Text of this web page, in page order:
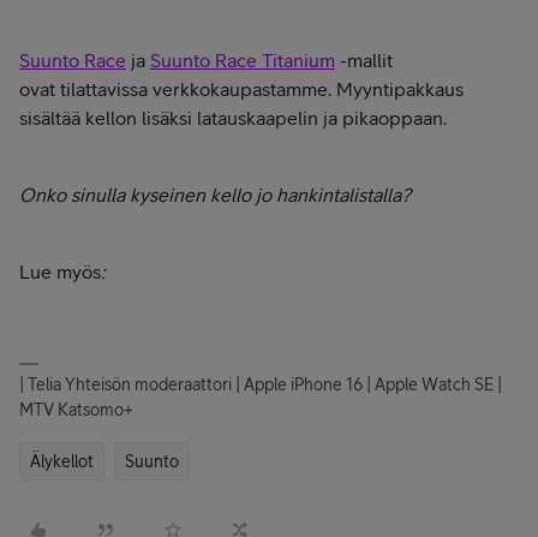
Suunto Race ja Suunto Race Titanium -mallit
ovat tilattavissa verkkokaupastamme. Myyntipakkaus
sisältää kellon lisäksi latauskaapelin ja pikaoppaan.
Onko sinulla kyseinen kello jo hankintalistalla?
Lue myös:
| Telia Yhteisön moderaattori | Apple iPhone 16 | Apple Watch SE |
MTV Katsomo+
Älykellot Suunto